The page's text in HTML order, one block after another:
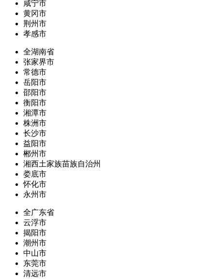
咸宁市
黄冈市
荆州市
孝感市
全湖南省
张家界市
常德市
岳阳市
邵阳市
衡阳市
湘潭市
株洲市
长沙市
益阳市
郴州市
湘西土家族苗族自治州
娄底市
怀化市
永州市
全广东省
云浮市
揭阳市
潮州市
中山市
东莞市
清远市